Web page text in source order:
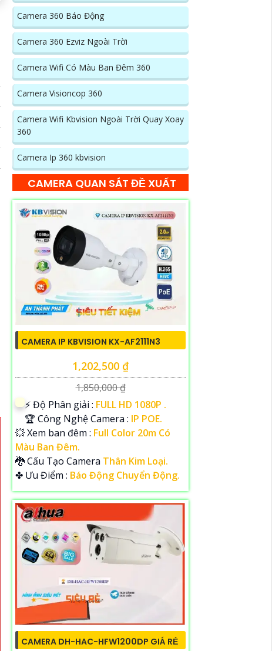
Camera 360 Báo Động
Camera 360 Ezviz Ngoài Trời
Camera Wifi Có Màu Ban Đêm 360
Camera Visioncop 360
Camera Wifi Kbvision Ngoài Trời Quay Xoay
360
Camera Ip 360 kbvision
CAMERA QUAN SÁT ĐỀ XUẤT
CAMERA IP KBVISION KX-AF2111N3
1,202,500 ₫
1,850,000 ₫
️⚡ Độ Phân giải : FULL HD 1080P .
🏆 Công Nghệ Camera : IP POE.
💥 Xem ban đêm : Full Color 20m Có
Màu Ban Đêm.
🐉️ Cấu Tạo Camera Thân Kim Loại.
️✤ Ưu Điểm : Báo Động Chuyển Động.
CAMERA DH-HAC-HFW1200DP GIÁ RẺ